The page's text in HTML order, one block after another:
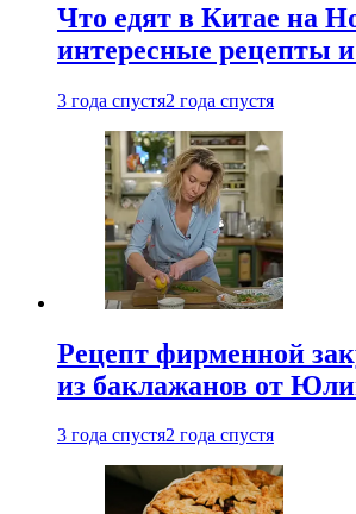
Что едят в Китае на
интересные рецепты
3 года спустя2 года спустя
Рецепт фирменной
из баклажанов от
3 года спустя2 года спустя